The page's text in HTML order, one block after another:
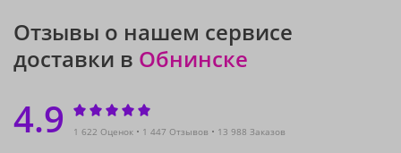
Отзывы о нашем сервисе
доставки в Обнинске
4.9 1 622 Оценок 1 447 Отзывов 13 988 Заказов